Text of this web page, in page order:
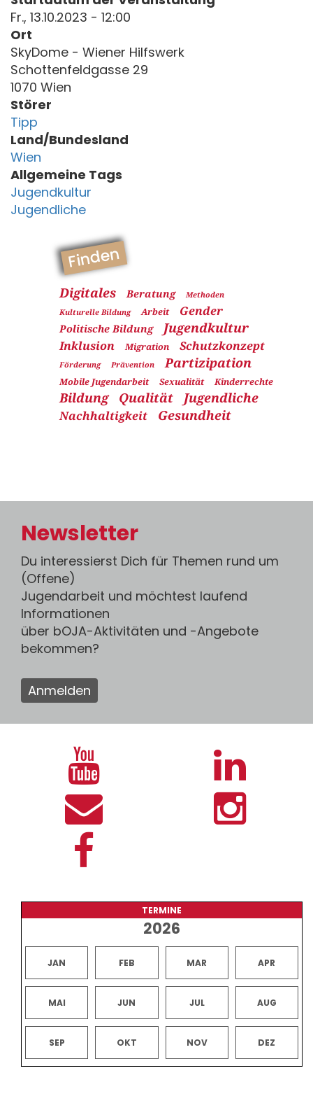
Fr., 13.10.2023 - 12:00
Ort
SkyDome - Wiener Hilfswerk
Schottenfeldgasse 29
1070 Wien
Störer
Tipp
Land/Bundesland
Wien
Allgemeine Tags
Jugendkultur
Jugendliche
Finden
Digitales Beratung
Methoden
Kulturelle Bildung
Arbeit Gender
Politische Bildung Jugendkultur
Inklusion Migration Schutzkonzept
Förderung Prävention Partizipation
Mobile Jugendarbeit Sexualität Kinderrechte
Bildung Qualität Jugendliche
Nachhaltigkeit Gesundheit
Newsletter
Du interessierst Dich für Themen rund um
(Offene)
Jugendarbeit und möchtest laufend
Informationen
über bOJA-Aktivitäten und -Angebote
bekommen?
Anmelden
TERMINE
2026
JAN FEB MAR APR
MAI JUN JUL AUG
SEP OKT NOV DEZ